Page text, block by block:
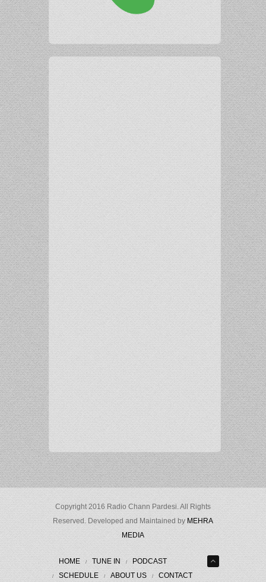
Copyright 2016 Radio Chann Pardesi. All Rights
Reserved. Developed and Maintained by MEHRA
MEDIA
HOME TUNE IN
PODCAST
SCHEDULE
ABOUT US CONTACT